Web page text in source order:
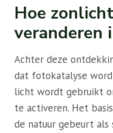
Hoe
veranderen
Achter deze
dat fotokatalyse
licht wordt gebruikt
te activeren. Het
de natuur gebeurt als